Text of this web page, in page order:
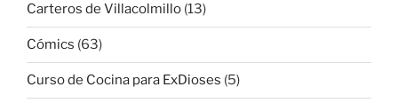
Carteros de Villacolmillo (13)
Cómics (63)
Curso de Cocina para ExDioses (5)